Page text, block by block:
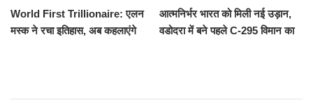
World First Trillionaire: एलन
मस्क ने रचा इतिहास, अब कहलाएंगे
आत्मनिर्भर भारत को मिली नई उड़ान,
वडोदरा में बने पहले C-295 विमान का